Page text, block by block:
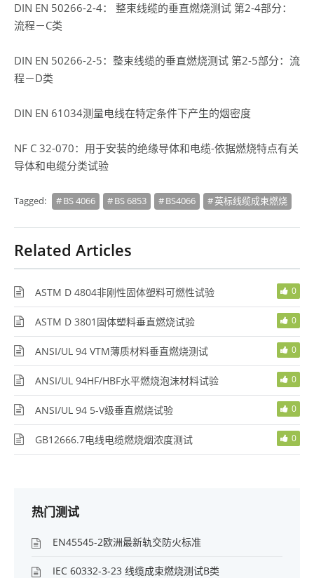
DIN EN 50266-2-4： 整束线缆的垂直燃烧测试 第2-4部分：
流程－C类
DIN EN 50266-2-5：整束线缆的垂直燃烧测试 第2-5部分：流
程－D类
DIN EN 61034测量电线在特定条件下产生的烟密度
NF C 32-070：用于安装的绝缘导体和电缆-依据燃烧特点有关
导体和电缆分类试验
Tagged: BS 4066 BS 6853 BS4066 英标线缆成束燃烧
Related Articles
ASTM D 4804非刚性固体塑料可燃性试验 0
ASTM D 3801固体塑料垂直燃烧试验 0
ANSI/UL 94 VTM薄质材料垂直燃烧测试 0
ANSI/UL 94HF/HBF水平燃烧泡沫材料试验 0
ANSI/UL 94 5-V级垂直燃烧试验 0
GB12666.7电线电缆燃烧烟浓度测试 0
热门测试
EN45545-2欧洲最新轨交防火标准
IEC 60332-3-23 线缆成束燃烧测试B类